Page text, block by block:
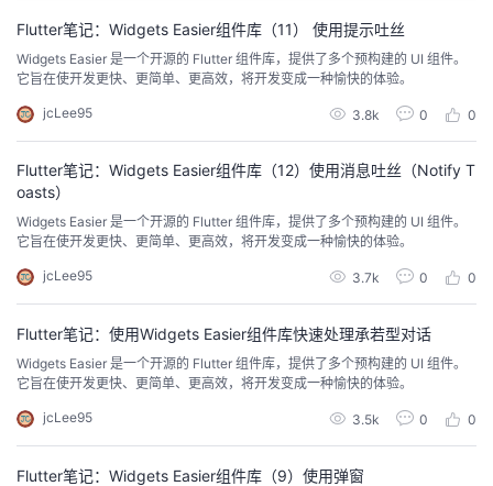
者
学
堂
我
的
课
程
我
的
认
证
我
的
实
我
的
支
持
我
的
技
术
支
我
的
云
声
Flutter笔记：Widgets Easier组件库（11） 使用提示吐丝
Widgets Easier 是一个开源的 Flutter 组件库，提供了多个预构建的 UI 组件。
它旨在使开发更快、更简单、更高效，将开发变成一种愉快的体验。
jcLee95 3.8k 0 0
Flutter笔记：Widgets Easier组件库（12）使用消息吐丝（Notify T
oasts）
Widgets Easier 是一个开源的 Flutter 组件库，提供了多个预构建的 UI 组件。
它旨在使开发更快、更简单、更高效，将开发变成一种愉快的体验。
jcLee95 3.7k 0 0
Flutter笔记：使用Widgets Easier组件库快速处理承若型对话
Widgets Easier 是一个开源的 Flutter 组件库，提供了多个预构建的 UI 组件。
它旨在使开发更快、更简单、更高效，将开发变成一种愉快的体验。
jcLee95 3.5k 0 0
Flutter笔记：Widgets Easier组件库（9）使用弹窗